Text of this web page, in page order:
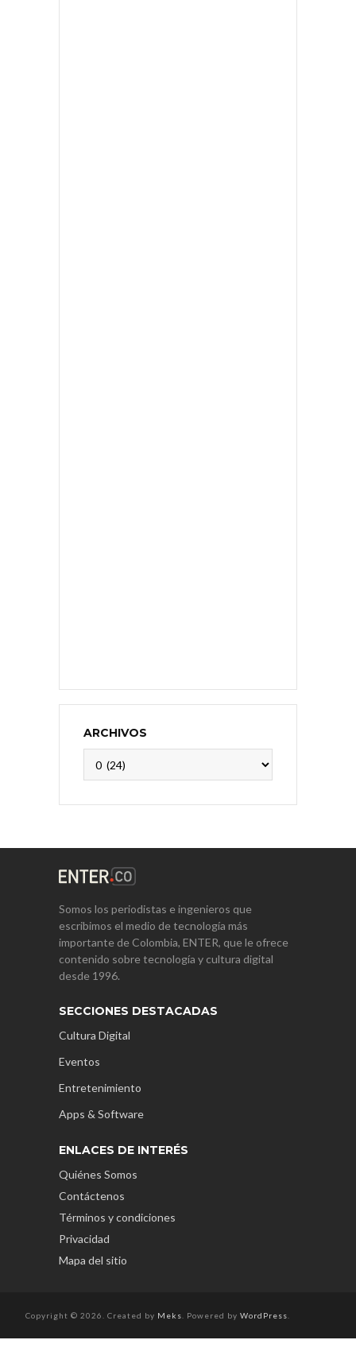
ARCHIVOS
Somos los periodistas e ingenieros que
escribimos el medio de tecnología más
importante de Colombia, ENTER, que le ofrece
contenido sobre tecnología y cultura digital
desde 1996.
SECCIONES DESTACADAS
Cultura Digital
Eventos
Entretenimiento
Apps & Software
ENLACES DE INTERÉS
Quiénes Somos
Contáctenos
Términos y condiciones
Privacidad
Mapa del sitio
Copyright © 2026. Created by Meks . Powered by WordPress